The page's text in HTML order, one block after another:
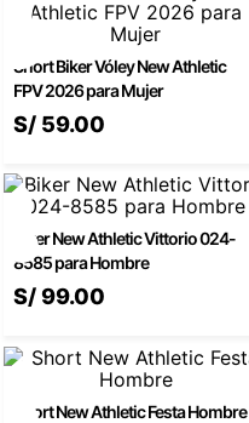
Mi cuenta
Favoritos
Short Biker Vóley New Athletic
FPV 2026 para Mujer
S/ 59.00
Biker New Athletic Vittorio 024-
8585 para Hombre
S/99.00
Short New Athletic Festa Hombre